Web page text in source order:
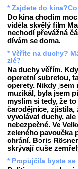
* Zajdete do
Do kina chodím
viděla skvělý film
nechodí převážná
dívám se doma.
* Věříte na duchy?
zlé?
Na duchy věřím.
operetní subretou,
operety. Nikdy jsem
muzikál, byla jsem
myslím si tedy, že
čarodějnice, zjistila,
vyvolávat duchy,
nebezpečné. Ve
zeleného pavoučka
chrání. Boris
skrývají duše
* Propůjčila byste